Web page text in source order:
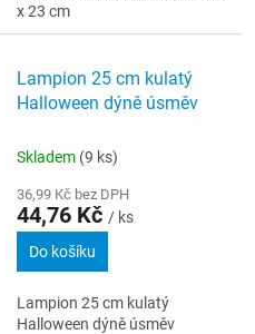
x 23 cm
Lampion 25 cm kulatý
Halloween dýně úsměv
Skladem (9 ks)
36,99 Kč bez DPH
44,76 Kč / ks
Do košíku
Lampion 25 cm kulatý
Halloween dýně úsměv